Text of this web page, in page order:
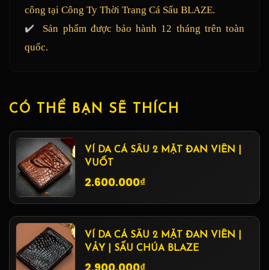
công tại Công Ty Thời Trang Cá Sấu BLAZE.
✔️
Sản phẩm được bảo hành 12 tháng trên toàn
quốc.
CÓ THỂ BẠN SẼ THÍCH
VÍ DA CÁ SẤU 2 MẶT ĐAN VIỀN |
VUỐT
2.600.000₫
VÍ DA CÁ SẤU 2 MẶT ĐAN VIỀN |
VẢY | SẤU CHÚA BLAZE